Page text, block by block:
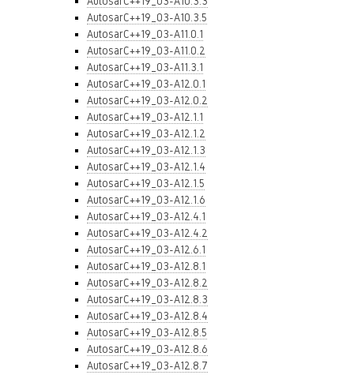
AutosarC++19_03-A10.3.5
AutosarC++19_03-A11.0.1
AutosarC++19_03-A11.0.2
AutosarC++19_03-A11.3.1
AutosarC++19_03-A12.0.1
AutosarC++19_03-A12.0.2
AutosarC++19_03-A12.1.1
AutosarC++19_03-A12.1.2
AutosarC++19_03-A12.1.3
AutosarC++19_03-A12.1.4
AutosarC++19_03-A12.1.5
AutosarC++19_03-A12.1.6
AutosarC++19_03-A12.4.1
AutosarC++19_03-A12.4.2
AutosarC++19_03-A12.6.1
AutosarC++19_03-A12.8.1
AutosarC++19_03-A12.8.2
AutosarC++19_03-A12.8.3
AutosarC++19_03-A12.8.4
AutosarC++19_03-A12.8.5
AutosarC++19_03-A12.8.6
AutosarC++19_03-A12.8.7